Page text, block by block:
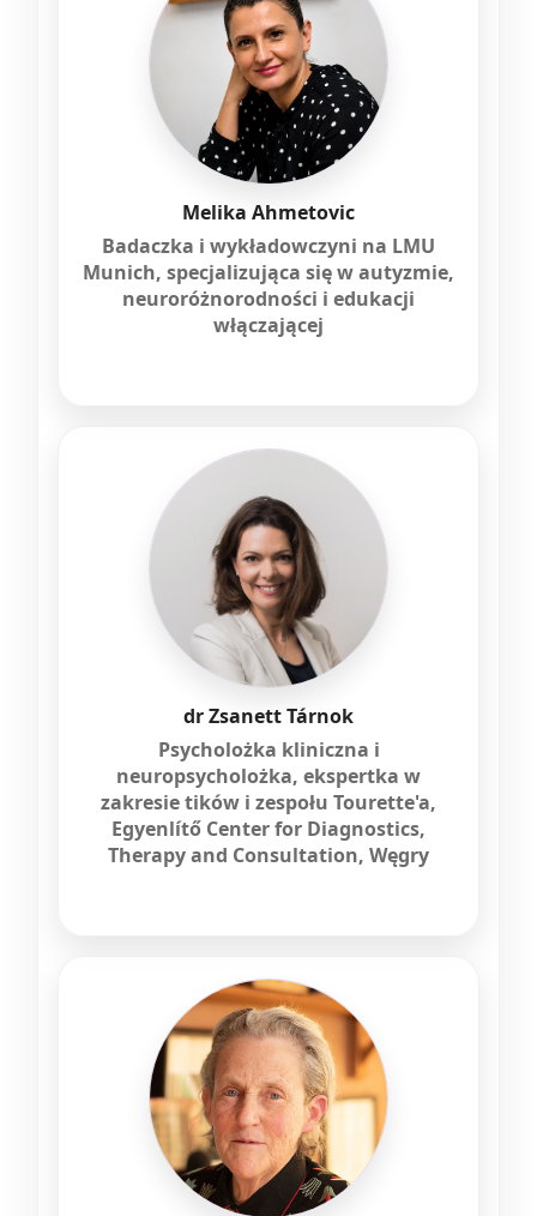
Melika Ahmetovic
Badaczka i wykładowczyni na LMU
Munich, specjalizująca się w autyzmie,
neuroróżnorodności i edukacji
włączającej
dr Zsanett Tárnok
Psycholożka kliniczna i
neuropsycholożka, ekspertka w
zakresie tików i zespołu Tourette'a,
Egyenlítő Center for Diagnostics,
Therapy and Consultation, Węgry